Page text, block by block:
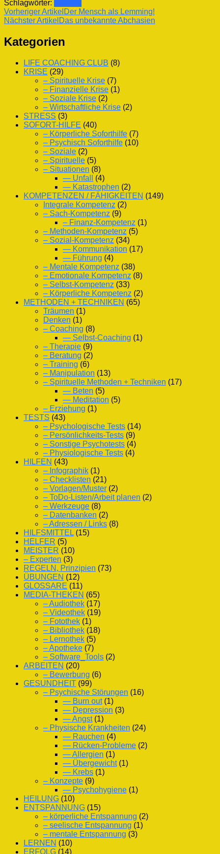
Schlagwörter:
Beitragsnavigation
Vorheriger Artikel Der Mensch als Lemming!
Nächster Artikel Das unbekannte Abchasien
Kategorien
LIFE COACHING CLUB (8)
KRISE (29)
– Spirituelle Krise (7)
– Finanzielle Krise (1)
– Soziale Krise (2)
– Wirtschaftliche Krise (2)
STRESS (3)
SOFORT-HILFE (40)
– Körperliche Soforthilfe (7)
– Psychisch Soforthilfe (10)
– Soziale (2)
– Spirituelle (5)
– Situationen (8)
— Unfall
(4)
— Katastrophen (2)
KOMPETENZEN / FÄHIGKEITEN (149)
Integrale Kompetenz (2)
– Sach-Kompetenz (9)
– Finanz-Kompetenz (1)
– Methoden-Kompetenz (5)
– Sozial-Kompetenz (34)
— Kommunikation (17)
— Führung (4)
– Mentale Kompetenz (38)
– Emotionale Kompetenz (8)
– Selbst-Kompetenz (33)
– Körperliche Kompetenz (2)
METHODEN + TECHNIKEN (65)
Träumen (1)
Denken (1)
– Coaching (8)
— Selbst-Coaching (1)
– Therapie (9)
– Beratung (2)
– Training (6)
– Manipulation (13)
– Spirituelle Methoden + Techniken (17)
— Beten (5)
— Meditation (5)
– Erziehung (1)
TESTS (43)
– Psychologische Tests (14)
– Persönlichkeits-Tests (9)
– Sonstige Psychotests (4)
– Physiologische Tests (4)
HILFEN (43)
– Infographik (1)
– Checklisten (21)
– Vorlagen/Muster (2)
– ToDo-Listen/Arbeit planen (2)
– Werkzeuge (8)
– Datenbanken (2)
– Adressen / Links (8)
HILFSMITTEL (15)
HELFER (5)
MEISTER (10)
– Experten (3)
REGELN, Prinzipien (73)
ÜBUNGEN (12)
GLOSSARE (11)
MEDIA-THEKEN (65)
– Audiothek (17)
– Videothek (19)
– Fotothek (1)
– Bibliothek (18)
– Lernothek (5)
– Apotheke (7)
– Software_Tools (2)
ARBEITEN (20)
– Bewerbung (6)
GESUNDHEIT (99)
– Psychische Störungen (16)
— Burn out(1)
— Depression (3)
— Angst(1)
– Physische Krankheiten (24)
— Rauchen (4)
— Rücken-Probleme (2)
— Allergien (1)
— Übergewicht(1)
— Krebs (1)
– Konzepte (9)
— Psychohygiene (1)
HEILUNG (10)
ENTSPANNUNG (15)
– körperliche Entspannung (2)
– seelische Entspannung (1)
– mentale Entspannung (3)
LERNEN (10)
ERFOLG (14)